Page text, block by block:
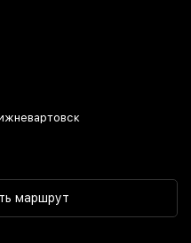
маршрут